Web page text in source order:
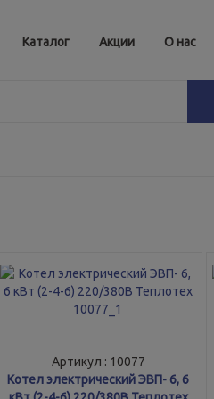
Каталог Акции О нас
Артикул : 10077
Котел электрический ЭВП- 6, 6